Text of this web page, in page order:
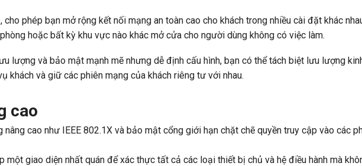
cho phép bạn mở rộng kết nối mạng an toàn cao cho khách trong nhiều cài đặt khác
hoặc bất kỳ khu vực nào khác mở cửa cho người dùng không có việc làm.
lượng và bảo mật mạnh mẽ nhưng dễ định cấu hình, bạn có thể tách biệt lưu lượng
khách và giữ các phiên mạng của khách riêng tư với nhau.
cao
cao như IEEE 802.1X và bảo mật cổng giới hạn chặt chẽ quyền truy cập vào các
một giao diện nhất quán để xác thực tất cả các loại thiết bị chủ và hệ điều hành mà